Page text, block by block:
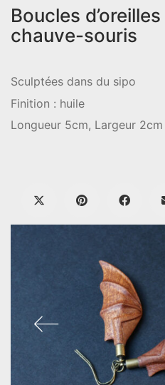
Boucles
chauve-souris
Sculptées dans du sipo
Finition : huile
Longueur 5cm, Largeur 2cm